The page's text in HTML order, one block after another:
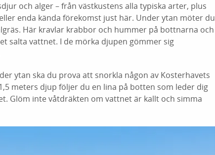
och alger – från västkustens alla typiska arter, plus
enda kända förekomst just här. Under ytan möter du
Här kravlar krabbor och hummer på bottnarna och
salta vattnet. I de mörka djupen gömmer sig
ytan ska du prova att snorkla någon av Kosterhavets
meters djup följer du en lina på botten som leder dig
Glöm inte våtdräkten om vattnet är kallt och simma